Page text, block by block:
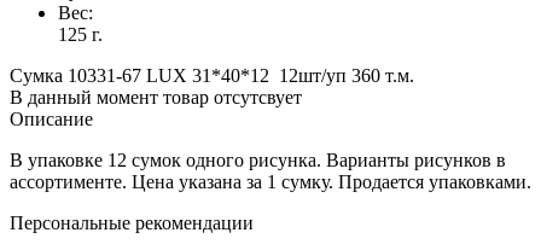
Вес:
125 г.
Сумка 10331-67 LUX 31*40*12 12шт/уп 360 т.м.
В данный момент товар отсутсвует
Описание
В упаковке 12 сумок одного рисунка. Варианты рисунков в
ассортименте. Цена указана за 1 сумку. Продается упаковками.
Персональные рекомендации